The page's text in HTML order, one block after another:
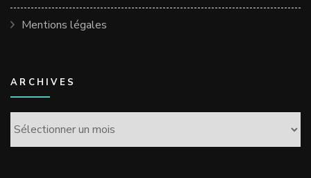
Mentions légales
ARCHIVES
Archives